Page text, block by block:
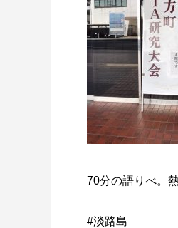
70分の語りべ。
#淡路島